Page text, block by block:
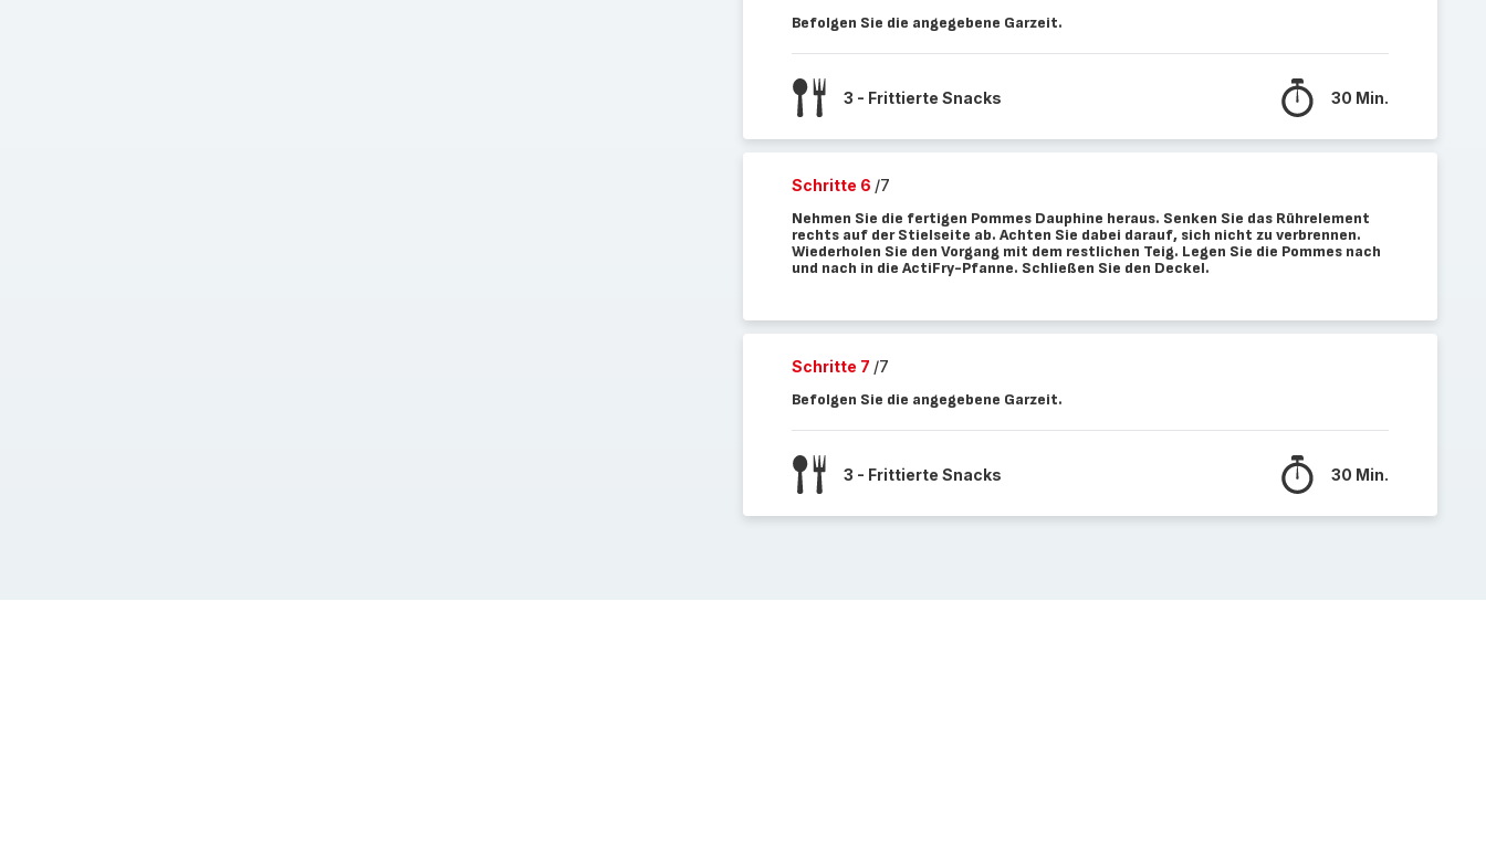
Befolgen Sie die angegebene Garzeit.
3 - Frittierte Snacks 30 Min.
Schritte 6 /7
Nehmen Sie die fertigen Pommes Dauphine heraus. Senken Sie das Rührelement
rechts auf der Stielseite ab. Achten Sie dabei darauf, sich nicht zu verbrennen.
Wiederholen Sie den Vorgang mit dem restlichen Teig. Legen Sie die Pommes nach
und nach in die ActiFry-Pfanne. Schließen Sie den Deckel.
Schritte 7 /7
Befolgen Sie die angegebene Garzeit.
3 - Frittierte Snacks 30 Min.